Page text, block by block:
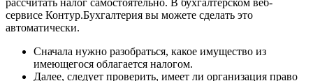
сервисе Контур.Бухгалтерия вы можете сделать это
автоматически.
Сначала нужно разобраться, какое имущество из
имеющегося облагается налогом.
Далее, следует проверить, имеет ли организация право